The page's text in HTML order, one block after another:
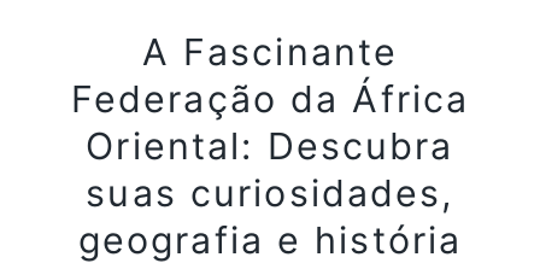
A Fascinante
Federação da África
Oriental: Descubra
suas curiosidades,
geografia e história